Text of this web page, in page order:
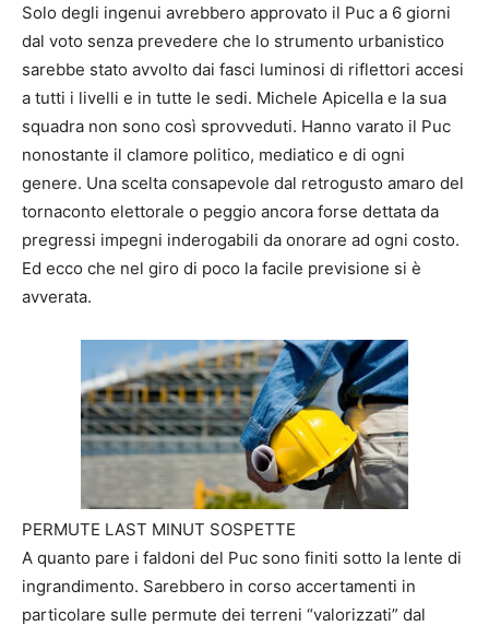
Solo degli ingenui avrebbero approvato il Puc a 6 giorni
dal voto senza prevedere che lo strumento urbanistico
sarebbe stato avvolto dai fasci luminosi di riflettori accesi
a tutti i livelli e in tutte le sedi. Michele Apicella e la sua
squadra non sono così sprovveduti. Hanno varato il Puc
nonostante il clamore politico, mediatico e di ogni
genere. Una scelta consapevole dal retrogusto amaro del
tornaconto elettorale o peggio ancora forse dettata da
pregressi impegni inderogabili da onorare ad ogni costo.
Ed ecco che nel giro di poco la facile previsione si è
avverata.
PERMUTE LAST MINUT SOSPETTE
A quanto pare i faldoni del Puc sono finiti sotto la lente di
ingrandimento. Sarebbero in corso accertamenti in
particolare sulle permute dei terreni “valorizzati” dal